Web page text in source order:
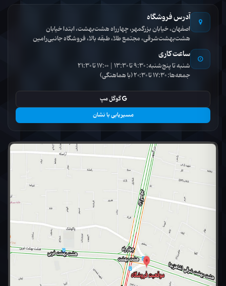
آدرس فروشگاه
اصفهان، خیابان بزرگمهر، چهارراه هشت‌بهشت، ابتدا خیابان
هشت‌بهشت‌شرقی، مجتمع طلا، طبقه بالا، فروشگاه جانبی‌رامین
ساعت کاری
شنبه تا پنج‌شنبه: 9:30 تا 13:30 | 17:00 تا 21:30
جمعه‌ها: 17:30 تا 20:30 (با هماهنگی)
گوگل مپ
مسیریابی با نشان